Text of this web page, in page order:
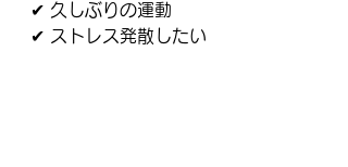
✔ 久しぶりの運動
✔ ストレス発散したい